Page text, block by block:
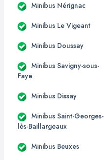
Minibus Nérignac
Minibus Le Vigeant
Minibus Doussay
Minibus Savigny-sous-
Faye
Minibus Dissay
Minibus Saint-Georges-
lès-Baillargeaux
Minibus Beuxes